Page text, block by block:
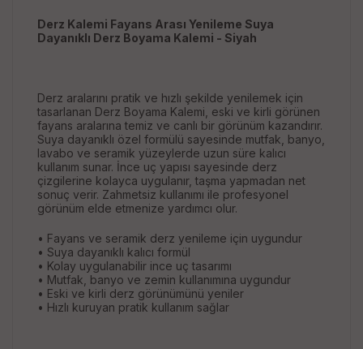
Derz Kalemi Fayans Arası Yenileme Suya
Dayanıklı Derz Boyama Kalemi - Siyah
Derz aralarını pratik ve hızlı şekilde yenilemek için
tasarlanan Derz Boyama Kalemi, eski ve kirli görünen
fayans aralarına temiz ve canlı bir görünüm kazandırır.
Suya dayanıklı özel formülü sayesinde mutfak, banyo,
lavabo ve seramik yüzeylerde uzun süre kalıcı
kullanım sunar. İnce uç yapısı sayesinde derz
çizgilerine kolayca uygulanır, taşma yapmadan net
sonuç verir. Zahmetsiz kullanımı ile profesyonel
görünüm elde etmenize yardımcı olur.
• Fayans ve seramik derz yenileme için uygundur
• Suya dayanıklı kalıcı formül
• Kolay uygulanabilir ince uç tasarımı
• Mutfak, banyo ve zemin kullanımına uygundur
• Eski ve kirli derz görünümünü yeniler
• Hızlı kuruyan pratik kullanım sağlar